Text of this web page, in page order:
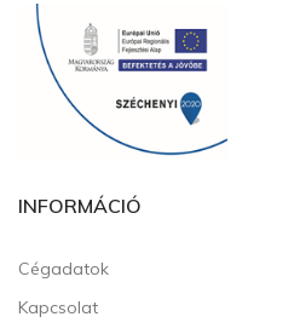
INFORMÁCIÓ
Cégadatok
Kapcsolat